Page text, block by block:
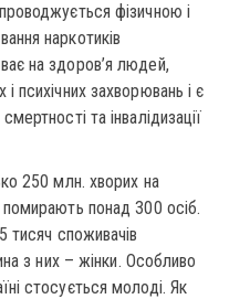
фізичною і
наркотиків
на здоров’я людей,
психічних захворювань і є
та інвалідизації
250 млн. хворих на
понад 300 осіб.
тисяч споживачів
з них – жінки. Особливо
стосується молоді. Як